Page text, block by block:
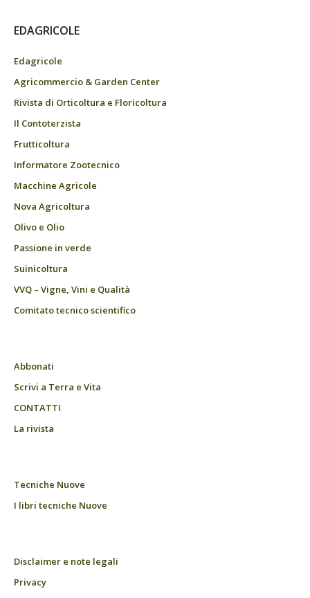
EDAGRICOLE
Edagricole
Agricommercio & Garden Center
Rivista di Orticoltura e Floricoltura
Il Contoterzista
Frutticoltura
Informatore Zootecnico
Macchine Agricole
Nova Agricoltura
Olivo e Olio
Passione in verde
Suinicoltura
VVQ – Vigne, Vini e Qualità
Comitato tecnico scientifico
Abbonati
Scrivi a Terra e Vita
CONTATTI
La rivista
Tecniche Nuove
I libri tecniche Nuove
Disclaimer e note legali
Privacy